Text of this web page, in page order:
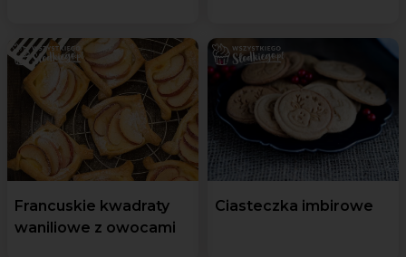
Francuskie kwadraty
waniliowe z owocami
Ciasteczka imbirowe